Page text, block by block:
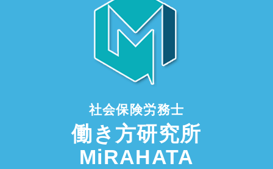
社会保険労務士
働き方研究所
MiRAHATA